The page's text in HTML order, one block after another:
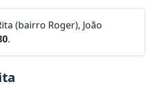
(bairro Roger), João
.